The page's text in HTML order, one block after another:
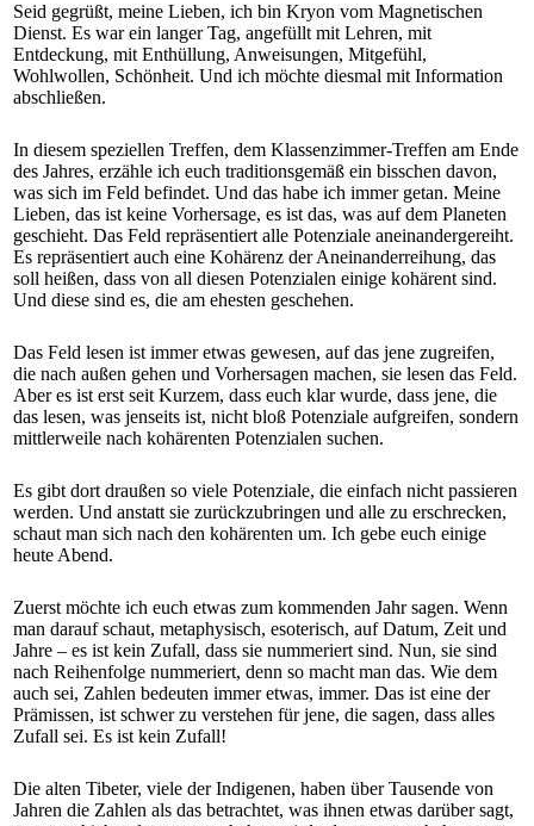
Seid gegrüßt, meine Lieben, ich bin Kryon vom Magnetischen
Dienst. Es war ein langer Tag, angefüllt mit Lehren, mit
Entdeckung, mit Enthüllung, Anweisungen, Mitgefühl,
Wohlwollen, Schönheit. Und ich möchte diesmal mit Information
abschließen.
In diesem speziellen Treffen, dem Klassenzimmer-Treffen am Ende
des Jahres, erzähle ich euch traditionsgemäß ein bisschen davon,
was sich im Feld befindet. Und das habe ich immer getan. Meine
Lieben, das ist keine Vorhersage, es ist das, was auf dem Planeten
geschieht. Das Feld repräsentiert alle Potenziale aneinandergereiht.
Es repräsentiert auch eine Kohärenz der Aneinanderreihung, das
soll heißen, dass von all diesen Potenzialen einige kohärent sind.
Und diese sind es, die am ehesten geschehen.
Das Feld lesen ist immer etwas gewesen, auf das jene zugreifen,
die nach außen gehen und Vorhersagen machen, sie lesen das Feld.
Aber es ist erst seit Kurzem, dass euch klar wurde, dass jene, die
das lesen, was jenseits ist, nicht bloß Potenziale aufgreifen, sondern
mittlerweile nach kohärenten Potenzialen suchen.
Es gibt dort draußen so viele Potenziale, die einfach nicht passieren
werden. Und anstatt sie zurückzubringen und alle zu erschrecken,
schaut man sich nach den kohärenten um. Ich gebe euch einige
heute Abend.
Zuerst möchte ich euch etwas zum kommenden Jahr sagen. Wenn
man darauf schaut, metaphysisch, esoterisch, auf Datum, Zeit und
Jahre – es ist kein Zufall, dass sie nummeriert sind. Nun, sie sind
nach Reihenfolge nummeriert, denn so macht man das. Wie dem
auch sei, Zahlen bedeuten immer etwas, immer. Das ist eine der
Prämissen, ist schwer zu verstehen für jene, die sagen, dass alles
Zufall sei. Es ist kein Zufall!
Die alten Tibeter, viele der Indigenen, haben über Tausende von
Jahren die Zahlen als das betrachtet, was ihnen etwas darüber sagt,